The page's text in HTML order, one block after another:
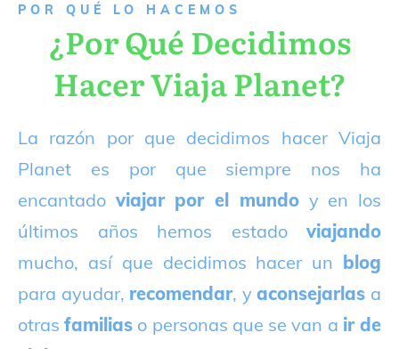
P OR QUÉ LO HACEMOS
¿Por Qué Decidimos
Hacer Viaja Planet?
La razón por que decidimos hacer Viaja
Planet es por que siempre nos ha
encantado viajar por el mundoy en los
últimos años hemos estado viajando
mucho, así que decidimos hacer un blog
para ayudar, recomendar, yaconsejarlas a
otrasfamilias o personas que se van a ir de